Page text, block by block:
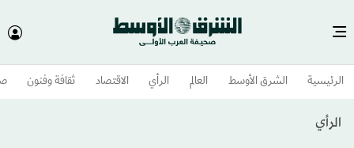
الرئيسية الشرق الأوسط​ العالم الرأي الاقتصاد ثقافة وفنون
الرأي